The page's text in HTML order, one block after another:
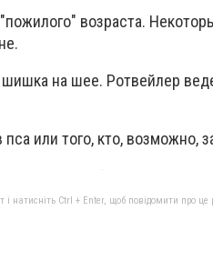
возраста.
на шее. Ротвейлер
или того, кто, возможно,
натисніть Ctrl + Enter, щоб повідомити про це